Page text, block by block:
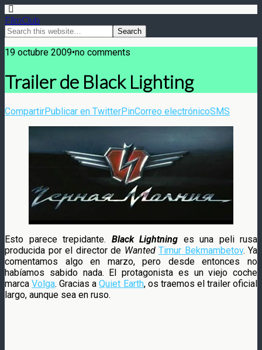
FilmClub
19 octubre 2009•no comments
Trailer de Black Lighting
CompartirPublicar en TwitterPinCorreo electrónicoSMS
Esto parece trepidante. Black Lightning es una peli rusa
producida por el director de Wanted Timur Bekmambetov. Ya
comentamos algo en marzo, pero desde entonces no
habíamos sabido nada. El protagonista es un viejo coche
marcaVolga. Gracias aQuiet Earth, os traemos el trailer oficial
largo, aunque sea en ruso.